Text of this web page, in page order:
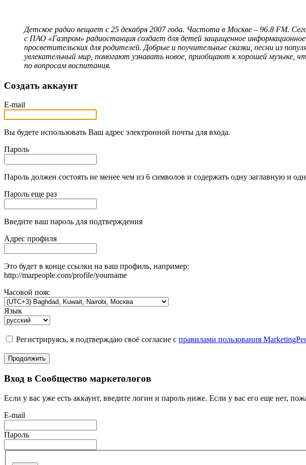
Детское радио вещает с 25 декабря 2007 года. Частота в Москве – 96.8 FM.
с ПАО «Газпром» радиостанция создает для детей защищенное
просветительских для родителей. Добрые и поучительные сказки, песни из
увлекательный мир, помогают узнавать новое, приобщают к хорошей музыке,
по вопросам воспитания.
Создать аккаунт
E-mail
Вы будете использовать Ваш адрес электронной почты для входа.
Пароль
Пароль должен состоять не менее чем из 6 символов и содержать одну заглавную и
Пароль еще раз
Введите ваш пароль для подтверждения
Адрес профиля
Это будет в конце ссылки на ваш профиль, например:
http://marpeople.com/profile/yourname
Часовой пояс
Язык
Регистрируясь, я подтверждаю своё согласие с правилами пользования
Продолжить
Вход в Сообщество маркетологов
Если у вас уже есть аккаунт, введите логин и пароль ниже. Если у вас его еще нет,
E-mail
Пароль